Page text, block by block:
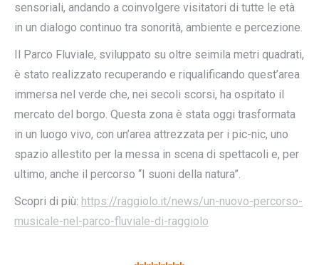
sensoriali, andando a coinvolgere visitatori di tutte le età
in un dialogo continuo tra sonorità, ambiente e percezione.
Il Parco Fluviale, sviluppato su oltre seimila metri quadrati,
è stato realizzato recuperando e riqualificando quest’area
immersa nel verde che, nei secoli scorsi, ha ospitato il
mercato del borgo. Questa zona è stata oggi trasformata
in un luogo vivo, con un’area attrezzata per i pic-nic, uno
spazio allestito per la messa in scena di spettacoli e, per
ultimo, anche il percorso “I suoni della natura”.
Scopri di più: https://raggiolo.it/news/un-nuovo-percorso-
musicale-nel-parco-fluviale-di-raggiolo